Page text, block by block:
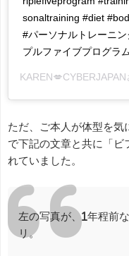
sonaltraining #diet
#パーソナルトレーニ
プルファイブプログラ
KAREN💋CYBERJAPAN
ただ、ご本人が体型を気
で下記の文章と共に「ビ
れていました。
左の写真が、1年程前
リ。